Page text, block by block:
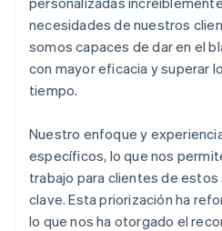
necesidades de nuestros
somos capaces de dar en el
con mayor eficacia y superar
tiempo.
Nuestro enfoque y
específicos, lo que nos
trabajo para clientes de
clave. Esta priorización ha
lo que nos ha otorgado el